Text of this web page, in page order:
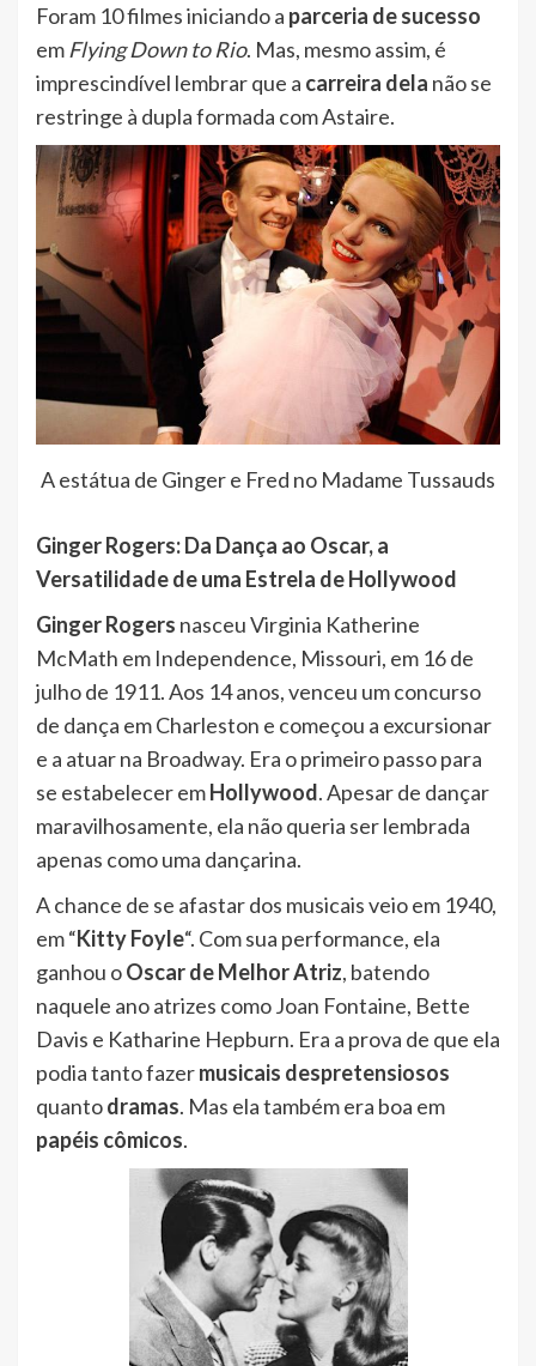
Foram 10 filmes iniciando a parceria de sucesso
em Flying Down to Rio. Mas, mesmo assim, é
imprescindível lembrar que a carreira dela não se
restringe à dupla formada com Astaire.
A estátua de Ginger e Fred no Madame Tussauds
Ginger Rogers: Da Dança ao Oscar, a
Versatilidade de uma Estrela de Hollywood
Ginger Rogers nasceu Virginia Katherine
McMath em Independence, Missouri, em 16 de
julho de 1911. Aos 14 anos, venceu um concurso
de dança em Charleston e começou a excursionar
e a atuar na Broadway. Era o primeiro passo para
se estabelecer emHollywood. Apesar de dançar
maravilhosamente, ela não queria ser lembrada
apenas como uma dançarina.
A chance de se afastar dos musicais veio em 1940,
em “Kitty Foyle“. Com sua performance, ela
ganhou oOscar de Melhor Atriz, batendo
naquele ano atrizes como Joan Fontaine, Bette
Davis e Katharine Hepburn. Era a prova de que ela
podia tanto fazermusicais despretensiosos
quantodramas. Mas ela também era boa em
papéis cômicos.